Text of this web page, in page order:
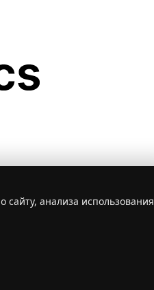
анализа использования